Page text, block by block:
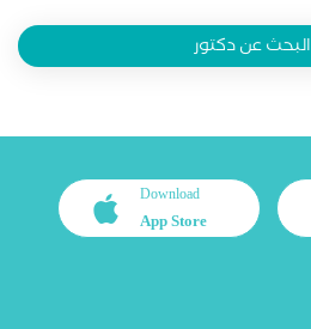
البحث عن دكتور
Download
App Store